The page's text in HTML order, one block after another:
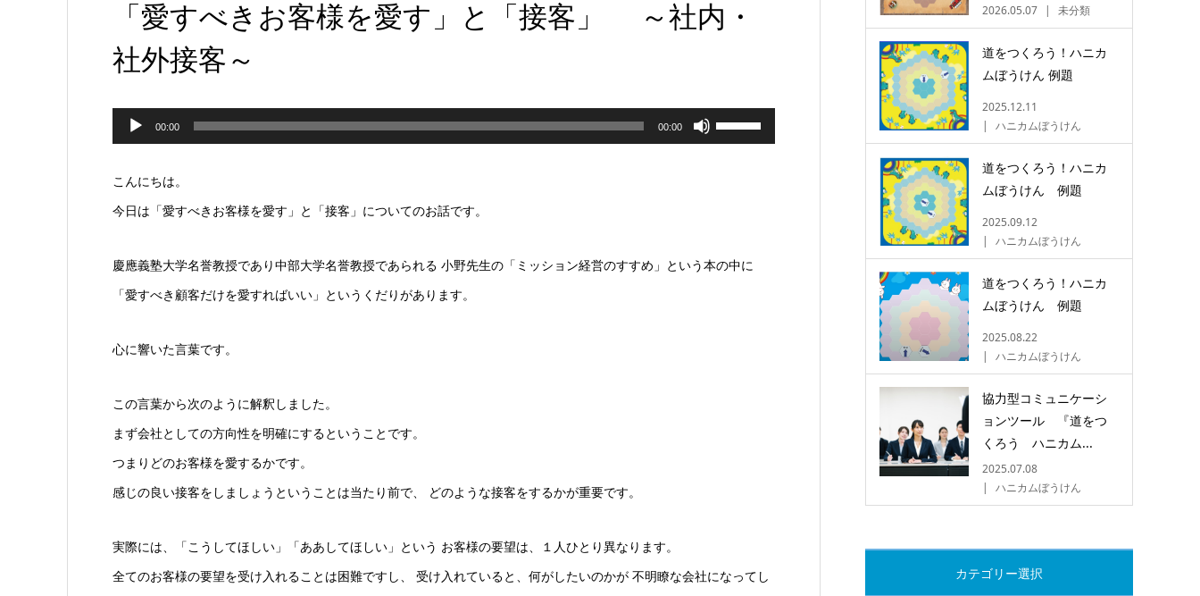
「愛すべきお客様を愛す」と「接客」 ～社内・
社外接客～
プ
レ
ヤ
ー
00:00 00:00 ボ
調
こんにちは。
今日は「愛すべきお客様を愛す」と「接客」についてのお話です。
慶應義塾大学名誉教授であり中部大学名誉教授であられる 小野先生の「ミッション経営のすすめ」という本の中に
「愛すべき顧客だけを愛すればいい」というくだりがあります。
心に響いた言葉です。
この言葉から次のように解釈しました。
まず会社としての方向性を明確にするということです。
つまりどのお客様を愛するかです。
感じの良い接客をしましょうということは当たり前で、 どのような接客をするかが重要です。
実際には、「こうしてほしい」「ああしてほしい」という お客様の要望は、１人ひとり異なります。
全てのお客様の要望を受け入れることは困難ですし、 受け入れていると、何がしたいのかが 不明瞭な会社になってし
2026.05.07 未分類
道をつくろう！ハニカ
ムぼうけん 例題
2025.12.11
ハニカムぼうけん
道をつくろう！ハニカ
ムぼうけん 例題
2025.09.12
ハニカムぼうけん
道をつくろう！ハニカ
ムぼうけん 例題
2025.08.22
ハニカムぼうけん
協力型コミュニケーシ
ョンツール 『道をつ
くろう ハニカム...
2025.07.08
ハニカムぼうけん
カテゴリー選択